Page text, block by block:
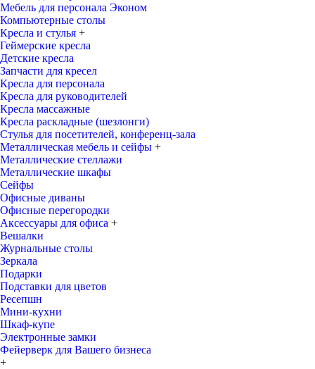
Мебель для персонала Эконом
Компьютерные столы
Кресла и стулья +
Геймерские кресла
Детские кресла
Запчасти для кресел
Кресла для персонала
Кресла для руководителей
Кресла массажные
Кресла раскладные (шезлонги)
Стулья для посетителей, конференц-зала
Металлическая мебель и сейфы +
Металлические стеллажи
Металлические шкафы
Сейфы
Офисные диваны
Офисные перегородки
Аксессуары для офиса +
Вешалки
Журнальные столы
Зеркала
Подарки
Подставки для цветов
Ресепшн
Мини-кухни
Шкаф-купе
Электронные замки
Фейерверк для Вашего бизнеса
+